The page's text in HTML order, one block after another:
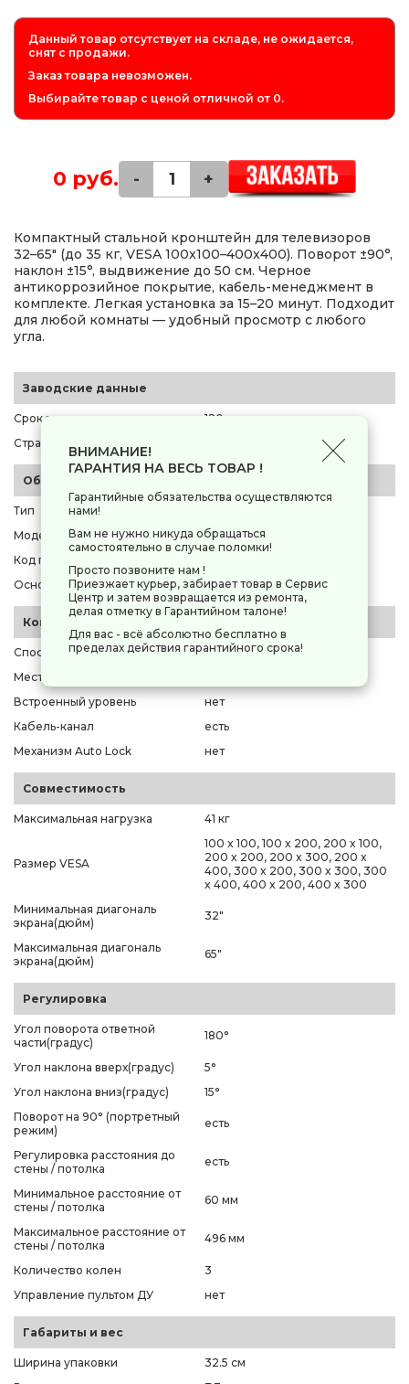
Данный товар отсутствует на складе, не ожидается,
снят с продажи.
Заказ товара невозможен.
Выбирайте товар с ценой отличной от 0.
0 руб. - +
Компактный стальной кронштейн для телевизоров
32–65" (до 35 кг, VESA 100x100–400x400). Поворот ±90°,
наклон ±15°, выдвижение до 50 см. Черное
антикоррозийное покрытие, кабель-менеджмент в
комплекте. Легкая установка за 15–20 минут. Подходит
для любой комнаты — удобный просмотр с любого
угла.
Заводские данные
Срок эксплуатации
120 мес.
Страна-производитель
Общие параметры
Тип
Модель
ONKRON M4
Код производителя
Основной цвет
черный
Конструкция
Способ регулировки
наклон и поворот
Место крепления кронштейна
Встроенный уровень
нет
Кабель-канал
есть
Механизм Auto Lock
нет
Совместимость
Максимальная нагрузка 41 кг
Размер VESA
100 x 100, 100 x 200, 200 x 100,
200 x 200, 200 x 300, 200 x
400, 300 x 200, 300 x 300, 300
x 400, 400 x 200, 400 x 300
Минимальная диагональ
экрана(дюйм)
32"
Максимальная диагональ
экрана(дюйм)
65"
Регулировка
Угол поворота ответной
части(градус)
180°
Угол наклона вверх(градус)
5°
Угол наклона вниз(градус)
15°
Поворот на 90° (портретный
режим)
есть
Регулировка расстояния до
стены / потолка
есть
Минимальное расстояние от
стены / потолка
60 мм
Максимальное расстояние от
стены / потолка
496 мм
Количество колен
3
Управление пультом ДУ
нет
Габариты и вес
Ширина упаковки
32.5 см
ВНИМАНИЕ!
ГАРАНТИЯ НА ВЕСЬ ТОВАР !
Гарантийные обязательства осуществляются
нами!
Вам не нужно никуда обращаться
самостоятельно в случае поломки!
Просто позвоните нам !
Приезжает курьер, забирает товар в Сервис
Центр и затем возвращается из ремонта,
делая отметку в Гарантийном талоне!
Для вас - всё абсолютно бесплатно в
пределах действия гарантийного срока!